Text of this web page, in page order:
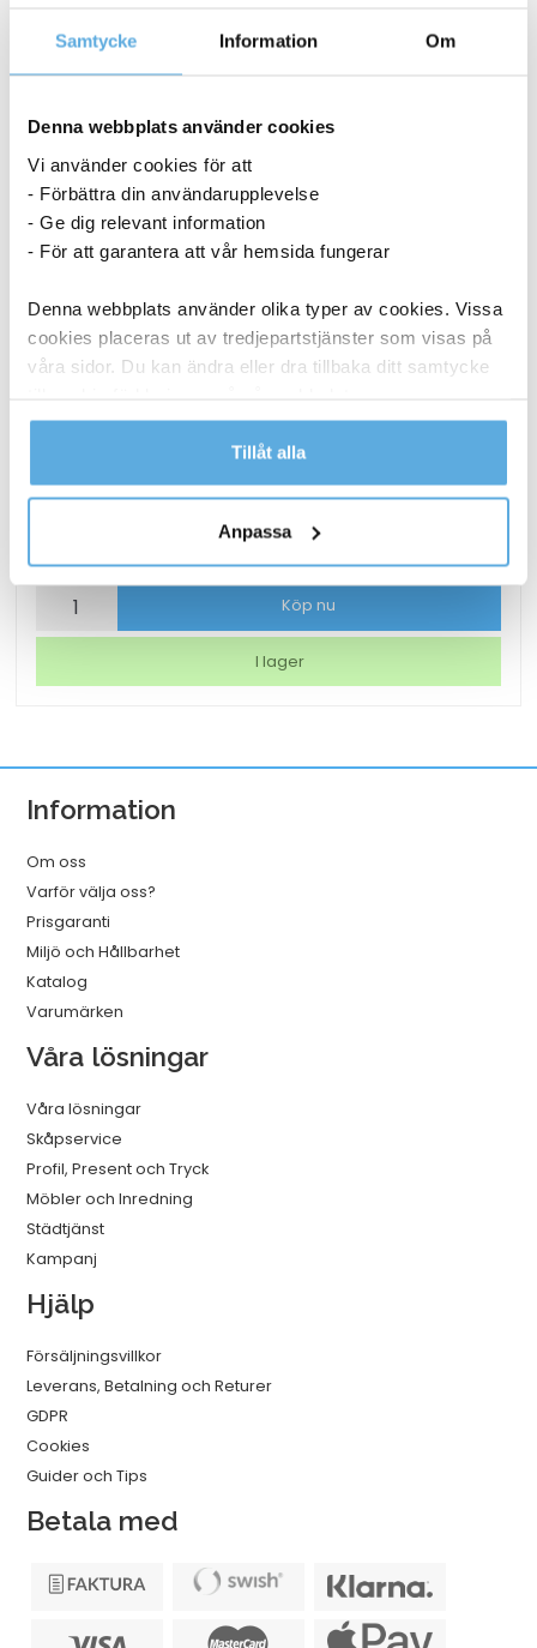
Samtycke Information Om
Denna webbplats använder cookies
Vi använder cookies för att
- Förbättra din användarupplevelse
- Ge dig relevant information
- För att garantera att vår hemsida fungerar
Denna webbplats använder olika typer av cookies. Vissa
cookies placeras ut av tredjepartstjänster som visas på
våra sidor. Du kan ändra eller dra tillbaka ditt samtycke
Läs mer i vår integritetspolicy om vilka vi är, hur du
kontaktar oss och på vilket sätt vi behandlar
Tillåt alla
Anpassa
Torkrulle Tork W1/2/3 Rengöringsduk Slitstark
Torkrulle
Rengöringsduk
320mmx114m
mängd
Köp nu
I lager
Information
Om oss
Varför välja oss?
Prisgaranti
Miljö och Hållbarhet
Katalog
Varumärken
Våra lösningar
Våra lösningar
Skåpservice
Profil, Present och Tryck
Möbler och Inredning
Städtjänst
Kampanj
Hjälp
Försäljningsvillkor
Leverans, Betalning och Returer
GDPR
Cookies
Guider och Tips
Betala med